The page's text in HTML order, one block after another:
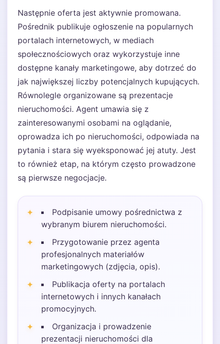
Następnie oferta jest aktywnie promowana.
Pośrednik publikuje ogłoszenie na popularnych
portalach internetowych, w mediach
społecznościowych oraz wykorzystuje inne
dostępne kanały marketingowe, aby dotrzeć do
jak największej liczby potencjalnych kupujących.
Równolegle organizowane są prezentacje
nieruchomości. Agent umawia się z
zainteresowanymi osobami na oglądanie,
oprowadza ich po nieruchomości, odpowiada na
pytania i stara się wyeksponować jej atuty. Jest
to również etap, na którym często prowadzone
są pierwsze negocjacje.
Podpisanie umowy pośrednictwa z
wybranym biurem nieruchomości.
Przygotowanie przez agenta
profesjonalnych materiałów
marketingowych (zdjęcia, opis).
Publikacja oferty na portalach
internetowych i innych kanałach
promocyjnych.
Organizacja i prowadzenie
prezentacji nieruchomości dla